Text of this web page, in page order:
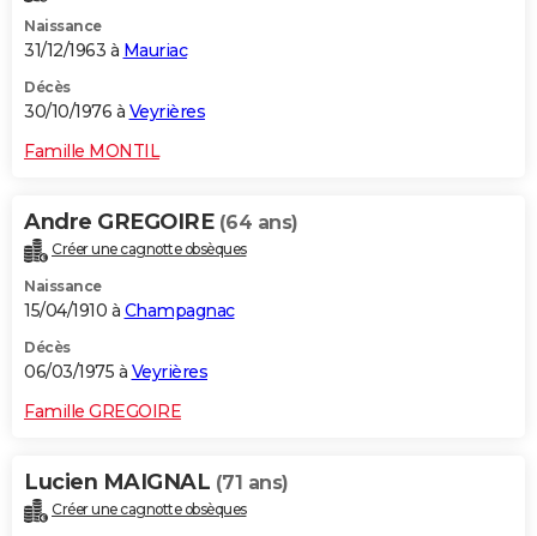
Naissance
31/12/1963 à Mauriac
Décès
30/10/1976 à Veyrières
Famille MONTIL
Andre GREGOIRE (64 ans)
Créer une cagnotte obsèques
Naissance
15/04/1910 à Champagnac
Décès
06/03/1975 à Veyrières
Famille GREGOIRE
Lucien MAIGNAL (71 ans)
Créer une cagnotte obsèques